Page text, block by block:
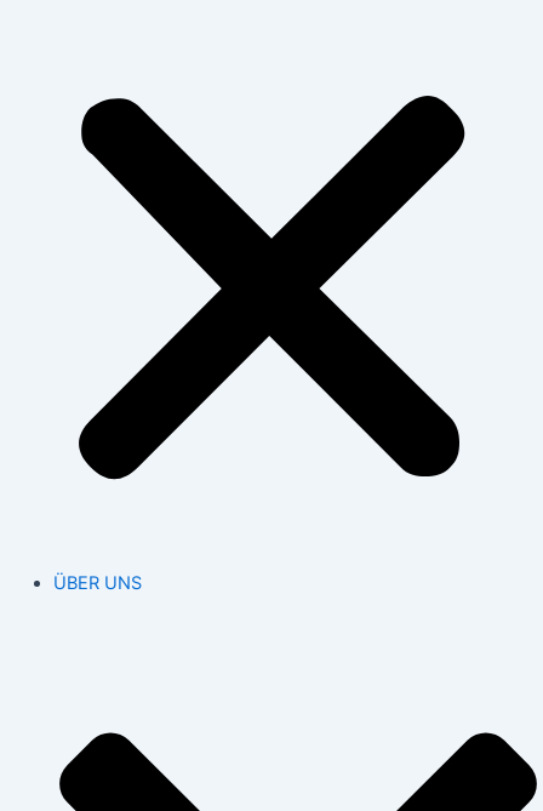
ÜBER UNS